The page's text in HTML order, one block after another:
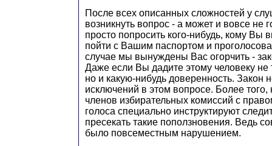
После всех описанных сложностей у
возникнуть вопрос - а может и вовсе не
просто попросить кого-нибудь, кому Вы
пойти с Вашим паспортом и
случае мы вынуждены Вас огорчить -
Даже если Вы дадите этому человеку не
но и какую-нибудь доверенность. Закон
исключений в этом вопросе. Более
членов избирательных комиссий с
голоса специально инструктируют
пресекать такие поползновения. Ведь
было повсеместным нарушением.